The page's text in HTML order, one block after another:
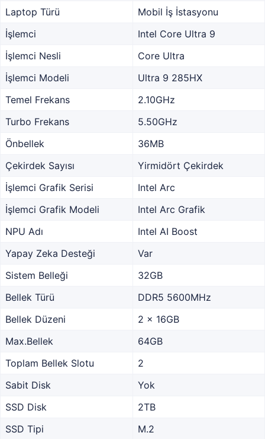
Laptop Türü
Mobil İş İstasyonu
İşlemci
Intel Core Ultra 9
İşlemci Nesli
Core Ultra
İşlemci Modeli
Ultra 9 285HX
Temel Frekans
2.10GHz
Turbo Frekans
5.50GHz
Önbellek
36MB
Çekirdek Sayısı
Yirmidört Çekirdek
İşlemci Grafik Serisi
Intel Arc
İşlemci Grafik Modeli
Intel Arc Grafik
NPU Adı
Intel AI Boost
Yapay Zeka Desteği
Var
Sistem Belleği
32GB
Bellek Türü
DDR5 5600MHz
Bellek Düzeni
2 x 16GB
Max.Bellek
64GB
Toplam Bellek Slotu
2
Sabit Disk
Yok
SSD Disk
2TB
SSD Tipi
M.2